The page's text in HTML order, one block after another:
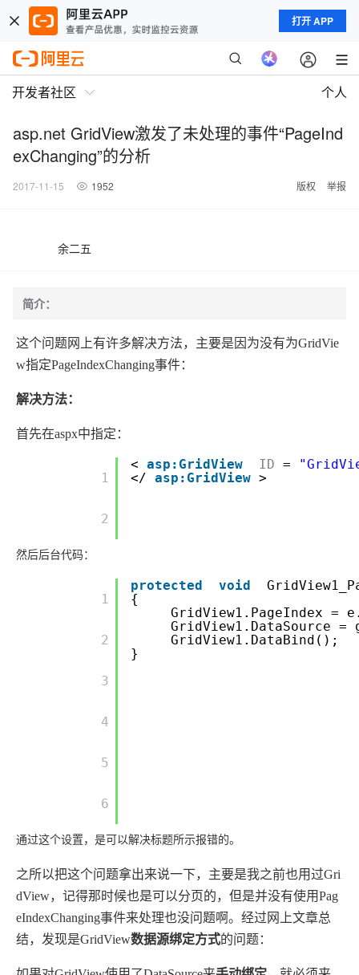
打开 APP
开发者社区 个人
asp.net GridView激发了未处理的事件“PageInd
exChanging”的分析
2017-11-15 1952 版权 举报
余二五
简介：
这个问题网上有许多解决方法，主要是因为没有为GridVie
w指定PageIndexChanging事件：
解决方法：
首先在aspx中指定：
         1
         2
< asp:GridView ID =
</ asp:GridView >
然后后台代码：
         1
         2
         3
         4
         5
         6
protected void
{
GridView1.PageIndex =
GridView1.DataSource
GridView1.DataBind();
}
通过这个设置，是可以解决标题所示报错的。
之所以把这个问题拿出来说一下，主要是我之前也用过Gri
dView，记得那时候也是可以分页的，但是并没有使用Pag
eIndexChanging事件来处理也没问题啊。经过网上文章总
结，发现是GridView数据源绑定方式的问题：